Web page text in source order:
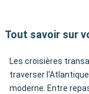
Tout savoir sur
Les croisières
traverser
moderne. Entre